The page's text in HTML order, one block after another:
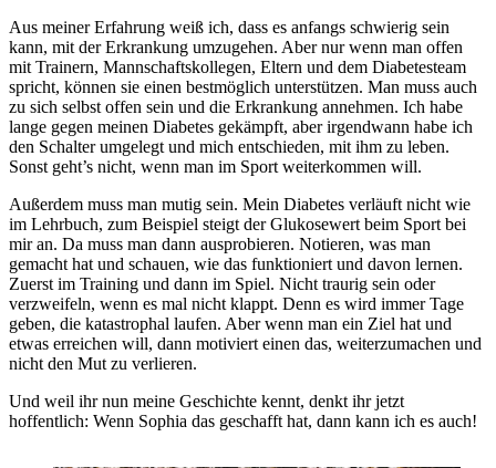
Aus meiner Erfahrung weiß ich, dass es anfangs schwierig sein
kann, mit der Erkrankung umzugehen. Aber nur wenn man offen
mit Trainern, Mannschaftskollegen, Eltern und dem Diabetesteam
spricht, können sie einen bestmöglich unterstützen. Man muss auch
zu sich selbst offen sein und die Erkrankung annehmen. Ich habe
lange gegen meinen Diabetes gekämpft, aber irgendwann habe ich
den Schalter umgelegt und mich entschieden, mit ihm zu leben.
Sonst geht’s nicht, wenn man im Sport weiterkommen will.
Außerdem muss man mutig sein. Mein Diabetes verläuft nicht wie
im Lehrbuch, zum Beispiel steigt der Glukosewert beim Sport bei
mir an. Da muss man dann ausprobieren. Notieren, was man
gemacht hat und schauen, wie das funktioniert und davon lernen.
Zuerst im Training und dann im Spiel. Nicht traurig sein oder
verzweifeln, wenn es mal nicht klappt. Denn es wird immer Tage
geben, die katastrophal laufen. Aber wenn man ein Ziel hat und
etwas erreichen will, dann motiviert einen das, weiterzumachen und
nicht den Mut zu verlieren.
Und weil ihr nun meine Geschichte kennt, denkt ihr jetzt
hoffentlich: Wenn Sophia das geschafft hat, dann kann ich es auch!